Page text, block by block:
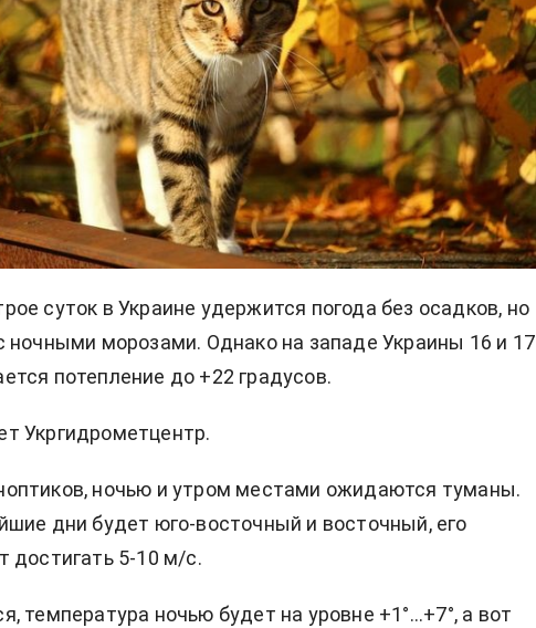
суток в Украине удержится погода без осадков, но
ночными морозами. Однако на западе Украины 16 и 17
потепление до +22 градусов.
Укргидрометцентр.
ночью и утром местами ожидаются туманы.
дни будет юго-восточный и восточный, его
достигать 5-10 м/с.
температура ночью будет на уровне +1°...+7°, а вот